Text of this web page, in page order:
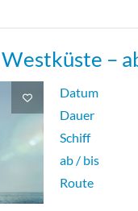
–
Datum
Dauer
Schiff
ab / bis
Route